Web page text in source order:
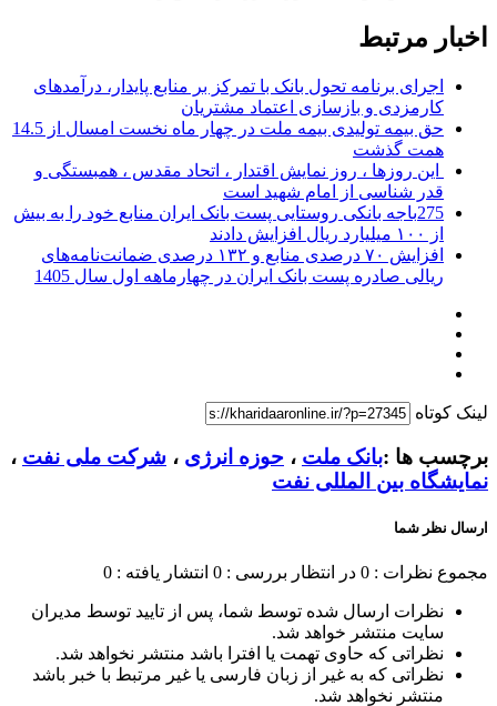
اخبار مرتبط
اجرای برنامه تحول بانک با تمرکز بر منابع پایدار، درآمدهای
کارمزدی و بازسازی اعتماد مشتریان
حق بیمه تولیدی بیمه ملت در چهار ماه نخست امسال از 14.5
همت گذشت
این روزها ، روز نمایش اقتدار ، اتحاد مقدس ، همبستگی و
قدر شناسی از امام شهید است
275باجه بانکی روستایی پست بانک ایران منابع خود را به بیش
از ۱۰۰ میلیارد ریال افزایش دادند
افزایش ۷۰ درصدی منابع و ۱۳۲ درصدی ضمانت‌نامه‌های
ریالی صادره پست بانک ایران در چهارماهه اول سال 1405
لینک کوتاه
برچسب ها :بانک ملت ، حوزه انرژی ، شرکت ملی نفت ،
نمایشگاه بین المللی نفت
ارسال نظر شما
مجموع نظرات : 0 در انتظار بررسی : 0 انتشار یافته : 0
نظرات ارسال شده توسط شما، پس از تایید توسط مدیران
سایت منتشر خواهد شد.
نظراتی که حاوی تهمت یا افترا باشد منتشر نخواهد شد.
نظراتی که به غیر از زبان فارسی یا غیر مرتبط با خبر باشد
منتشر نخواهد شد.